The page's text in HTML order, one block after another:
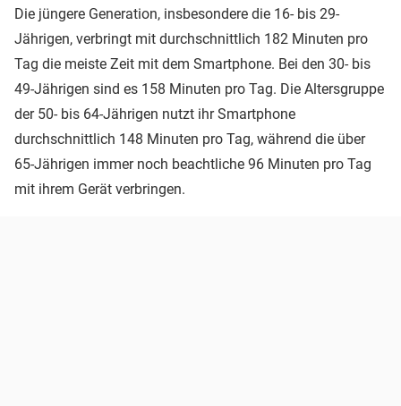
Die jüngere Generation, insbesondere die 16- bis 29-
Jährigen, verbringt mit durchschnittlich 182 Minuten pro
Tag die meiste Zeit mit dem Smartphone. Bei den 30- bis
49-Jährigen sind es 158 Minuten pro Tag. Die Altersgruppe
der 50- bis 64-Jährigen nutzt ihr Smartphone
durchschnittlich 148 Minuten pro Tag, während die über
65-Jährigen immer noch beachtliche 96 Minuten pro Tag
mit ihrem Gerät verbringen.